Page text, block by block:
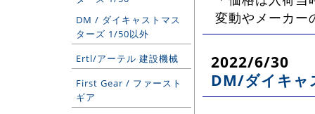
DM / ダイキャストマス
ターズ 1/50以外
Ertl/アーテル 建設機械
First Gear / ファースト
ギア
変動やメーカー
2022/6/30
DM/ダイキャ